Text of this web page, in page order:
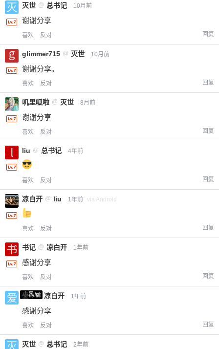
灭世 @ 总书记 10月前
谢谢分享
喜欢 反对 回复
glimmer715 @ 灭世 10月前
谢谢分享。
喜欢 反对 回复
叽里呱啦 @ 灭世 8月前
谢谢分享
喜欢 反对 回复
liu @ 总书记 4年前
喜欢 反对 回复
凉白开 @ liu 1年前 via Android
喜欢 反对 回复
书记 @ 凉白开 1年前
感谢分享
喜欢 反对 回复
小黑屋
爱X @ 凉白开 1年前
感谢分享
喜欢 反对 回复
灭世 @ 总书记 2年前